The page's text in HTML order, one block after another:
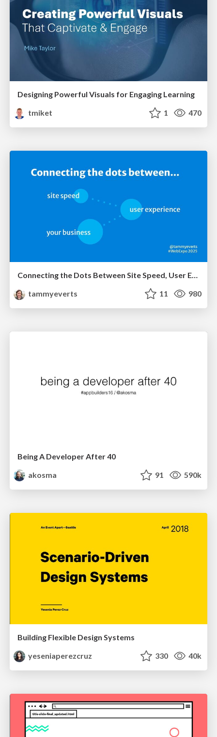
Designing Powerful Visuals for Engaging Learning
tmiket
1 470
Connecting the Dots Between Site Speed, User Experience & Your Business [WebExpo 2025]
tammyeverts
11 980
Being A Developer After 40
akosma
91 590k
Building Flexible Design Systems
yeseniaperezcruz
330 40k